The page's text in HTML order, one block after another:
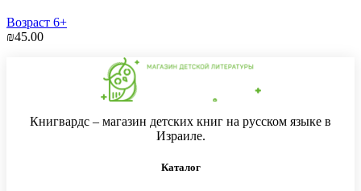
Возраст 6+
₪45.00
Книгвардс – магазин детских книг на русском языке в
Израиле.
Каталог